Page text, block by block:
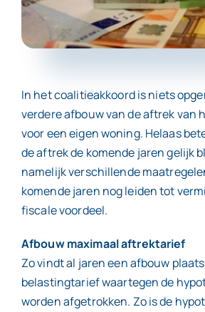
Contact
In het coalitieakkoord is niets
verdere afbouw van de aftrek van
voor een eigen woning. Helaas
de aftrek de komende jaren gelijk
namelijk verschillende
komende jaren nog leiden tot
fiscale voordeel.
Afbouw maximaal aftrektarief
Zo vindt al jaren een afbouw
belastingtarief waartegen de
worden afgetrokken. Zo is de